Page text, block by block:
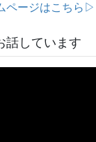
ページはこちら▷
話しています